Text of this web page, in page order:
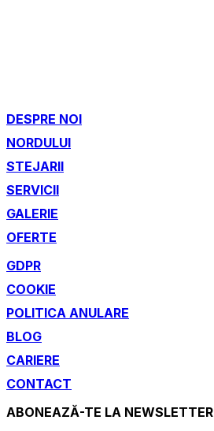
DESPRE NOI
NORDULUI
STEJARII
SERVICII
GALERIE
OFERTE
GDPR
COOKIE
POLITICA ANULARE
BLOG
CARIERE
CONTACT
ABONEAZĂ-TE LA NEWSLETTER